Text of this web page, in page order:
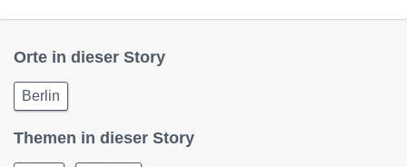
Orte in dieser Story
Berlin
Themen in dieser Story